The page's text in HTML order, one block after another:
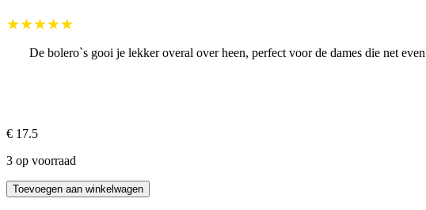
★★★★★
De bolero`s gooi je lekker overal over heen, perfect voor de dames die net
€ 17.5
3 op voorraad
Toevoegen aan winkelwagen